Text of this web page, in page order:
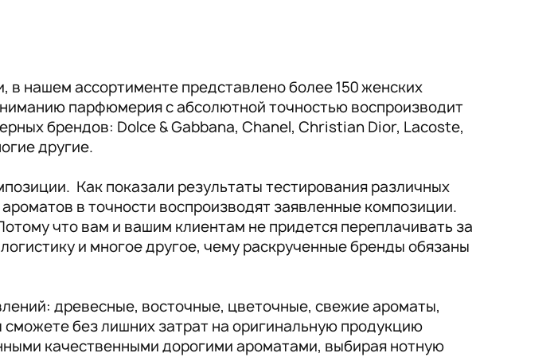
нашем ассортименте представлено более 150 женских
парфюмерия с абсолютной точностью воспроизводит
брендов: Dolce & Gabbana, Chanel, Christian Dior, Lacoste,
другие.
Как показали результаты тестирования различных
в точности воспроизводят заявленные композиции.
что вам и вашим клиентам не придется переплачивать за
и многое другое, чему раскрученные бренды обязаны
древесные, восточные, цветочные, свежие ароматы,
без лишних затрат на оригинальную продукцию
качественными дорогими ароматами, выбирая нотную